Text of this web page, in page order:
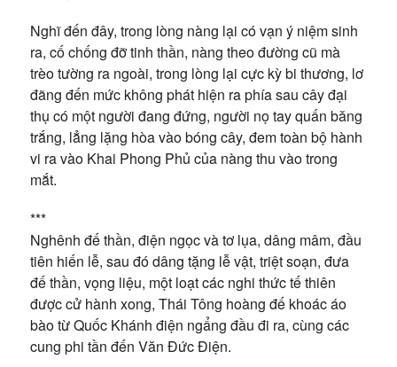
Nghĩ đến đây, trong lòng nàng lại có vạn ý niệm sinh
ra, cố chống đỡ tinh thần, nàng theo đường cũ mà
trèo tường ra ngoài, trong lòng lại cực kỳ bi thương, lơ
đãng đến mức không phát hiện ra phía sau cây đại
thụ có một người đang đứng, người nọ tay quấn băng
trắng, lẳng lặng hòa vào bóng cây, đem toàn bộ hành
vi ra vào Khai Phong Phủ của nàng thu vào trong
mắt.
***
Nghênh đế thần, điện ngọc và tơ lụa, dâng mâm, đầu
tiên hiến lễ, sau đó dâng tặng lễ vật, triệt soạn, đưa
đế thần, vọng liệu, một loạt các nghi thức tế thiên
được cử hành xong, Thái Tông hoàng đế khoác áo
bào từ Quốc Khánh điện ngẩng đầu đi ra, cùng các
cung phi tần đến Văn Đức Điện.